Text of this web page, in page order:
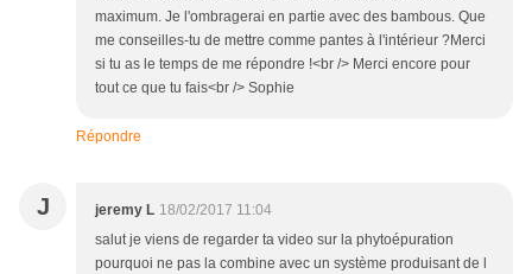
maximum. Je l'ombragerai en partie avec des bambous. Que
me conseilles-tu de mettre comme pantes à l'intérieur ?Merci
si tu as le temps de me répondre !<br /> Merci encore pour
tout ce que tu fais<br /> Sophie
Répondre
J jeremy L 18/02/2017 11:04
salut je viens de regarder ta video sur la phytoépuration
pourquoi ne pas la combine avec un système produisant de l